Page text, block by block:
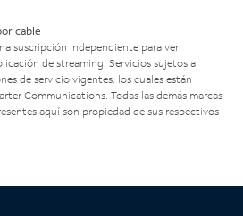
cable
suscripción independiente para ver
de streaming. Servicios sujetos a
de servicio vigentes, los cuales están
Communications. Todas las demás marcas
aquí son propiedad de sus respectivos